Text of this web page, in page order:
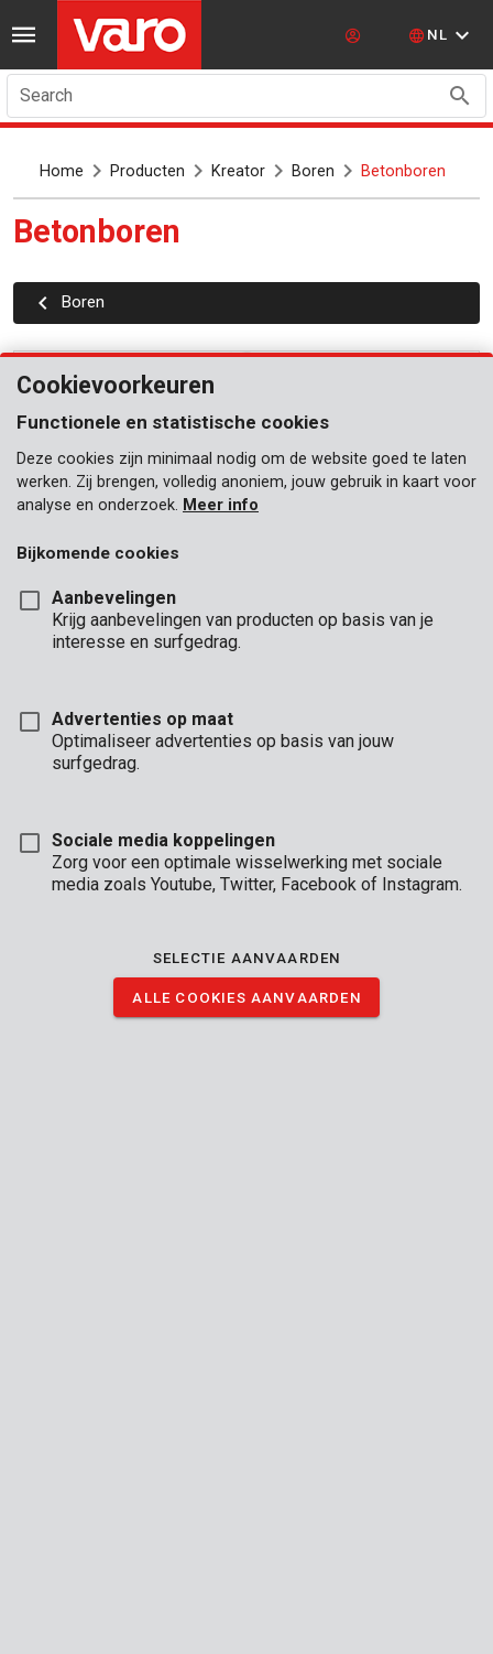
NL
Search
Home Producten Kreator Boren Betonboren
Betonboren
Boren
KRT010401
Betonboor Ø 4x75mm
Cookievoorkeuren
Functionele en statistische cookies
Deze cookies zijn minimaal nodig om de website goed te laten
werken. Zij brengen, volledig anoniem, jouw gebruik in kaart voor
analyse en onderzoek. Meer info
Bijkomende cookies
Aanbevelingen
Krijg aanbevelingen van producten op basis van je
interesse en surfgedrag.
Advertenties op maat
Optimaliseer advertenties op basis van jouw
surfgedrag.
Sociale media koppelingen
Zorg voor een optimale wisselwerking met sociale
media zoals Youtube, Twitter, Facebook of Instagram.
SELECTIE AANVAARDEN
ALLE COOKIES AANVAARDEN